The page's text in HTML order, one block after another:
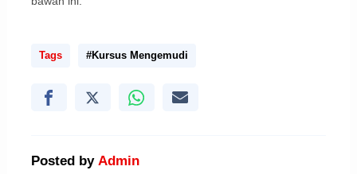
Tags #Kursus Mengemudi
Posted by Admin